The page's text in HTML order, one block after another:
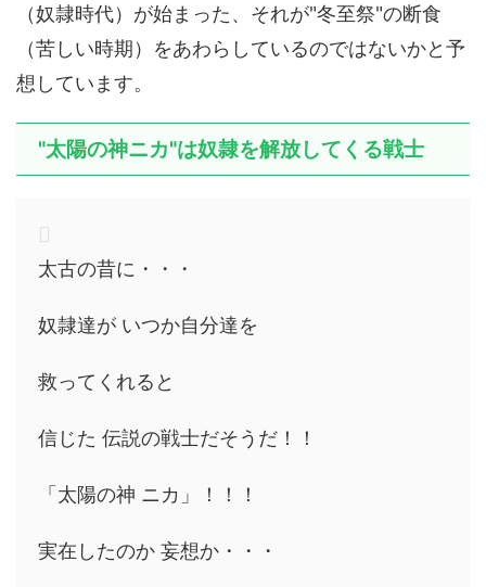
（奴隷時代）が始まった、それが"冬至祭"の断食
（苦しい時期）をあわらしているのではないかと予
想しています。
"太陽の神ニカ"は奴隷を解放してくる戦士
太古の昔に・・・
奴隷達が いつか自分達を
救ってくれると
信じた 伝説の戦士だそうだ！！
「太陽の神 ニカ」！！！
実在したのか 妄想か・・・